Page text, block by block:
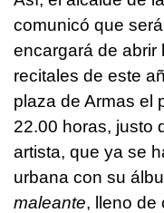
comunicó que será
encargará de abrir
recitales de este
plaza de Armas el
22.00 horas, justo
artista, que ya se
urbana con su
maleante, lleno de